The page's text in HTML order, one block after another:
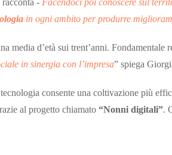
racconta - Facendoci poi conoscere sul
in ogni ambito per produrre
d’età sui trent’anni.
in sinergia con l’impresa” spiega
consente una coltivazione più
al progetto chiamato “Nonni digitali”.